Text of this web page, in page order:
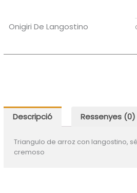
Onigiri De Langostino
Descripció Ressenyes (0)
Triangulo de arroz con langostino,
cremoso